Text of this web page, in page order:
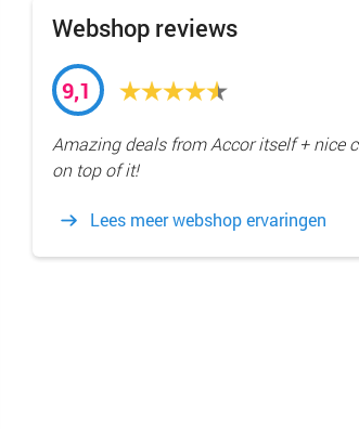
Webshop reviews
9,1
Amazing deals from Accor itself + nice
on top of it!
Lees meer webshop ervaringen